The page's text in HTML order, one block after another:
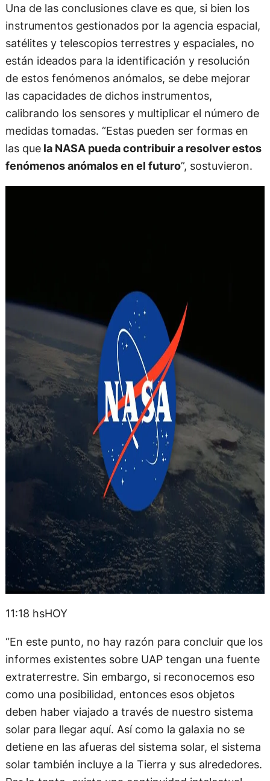
Una de las conclusiones clave es que, si bien los
instrumentos gestionados por la agencia espacial,
satélites y telescopios terrestres y espaciales, no
están ideados para la identificación y resolución
de estos fenómenos anómalos, se debe mejorar
las capacidades de dichos instrumentos,
calibrando los sensores y multiplicar el número de
medidas tomadas. “Estas pueden ser formas en
las quela NASA pueda contribuir a resolver estos
fenómenos anómalos en el futuro”, sostuvieron.
11:18 hsHOY
“En este punto, no hay razón para concluir que los
informes existentes sobre UAP tengan una fuente
extraterrestre. Sin embargo, si reconocemos eso
como una posibilidad, entonces esos objetos
deben haber viajado a través de nuestro sistema
solar para llegar aquí. Así como la galaxia no se
detiene en las afueras del sistema solar, el sistema
solar también incluye a la Tierra y sus alrededores.